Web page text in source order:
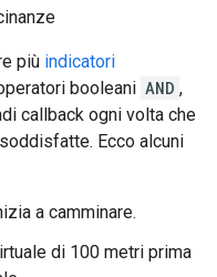
più indicatori
booleani AND ,
callback ogni volta che
Ecco alcuni
a camminare.
di 100 metri prima